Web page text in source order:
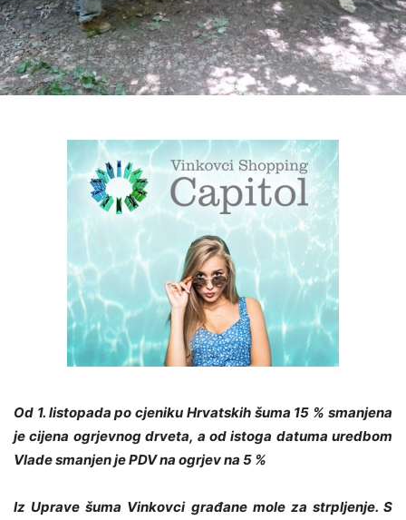
Od 1. listopada po cjeniku Hrvatskih šuma 15 % smanjena
je cijena ogrjevnog drveta, a od istoga datuma uredbom
Vlade smanjen je PDV na ogrjev na 5 %
Iz Uprave šuma Vinkovci građane mole za strpljenje. S